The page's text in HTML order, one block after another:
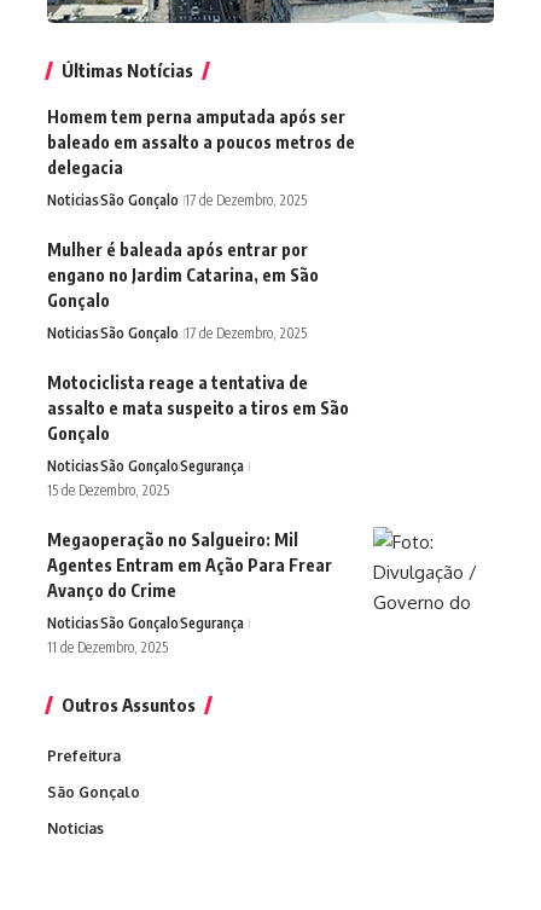
Últimas Notícias
Homem tem perna amputada após ser
baleado em assalto a poucos metros de
delegacia
NoticiasSão Gonçalo 17 de Dezembro, 2025
Mulher é baleada após entrar por
engano no Jardim Catarina, em São
Gonçalo
NoticiasSão Gonçalo 17 de Dezembro, 2025
Motociclista reage a tentativa de
assalto e mata suspeito a tiros em São
Gonçalo
NoticiasSão GonçaloSegurança
15 de Dezembro, 2025
Megaoperação no Salgueiro: Mil
Agentes Entram em Ação Para Frear
Avanço do Crime
NoticiasSão GonçaloSegurança
11 de Dezembro, 2025
Outros Assuntos
Prefeitura
São Gonçalo
Noticias